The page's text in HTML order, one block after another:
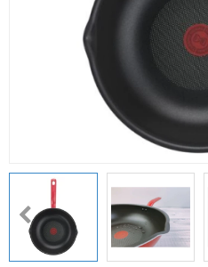
Đồ chơi trẻ em
Sản phẩm khác
So sánh Yêu thích (0)
Hotline: 0816 505 655
Tải App SanHangRe nhận Quà